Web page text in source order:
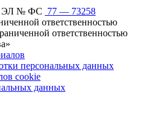
ЭЛ № ФС 77 — 73258
ответственностью
ответственностью
персональных данных
cookie
данных